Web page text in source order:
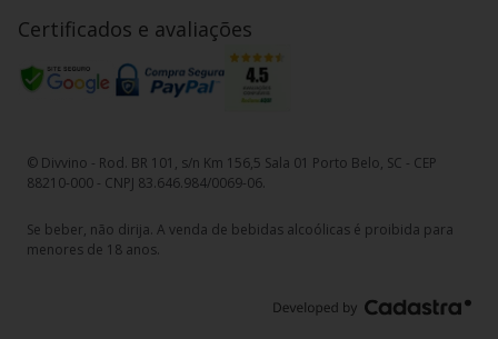
Certificados e avaliações
© Divvino - Rod. BR 101, s/n Km 156,5 Sala 01 Porto Belo, SC - CEP
88210-000 - CNPJ 83.646.984/0069-06.
Se beber, não dirija. A venda de bebidas alcoólicas é proibida para
menores de 18 anos.